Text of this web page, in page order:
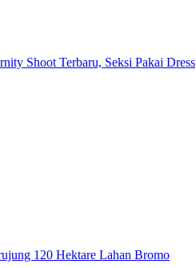
Shoot Terbaru, Seksi Pakai Dress
120 Hektare Lahan Bromo